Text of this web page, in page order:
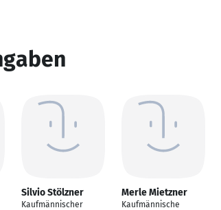
Silvio Stölzner
Kaufmännischer
Merle Mietzner
Kaufmännische